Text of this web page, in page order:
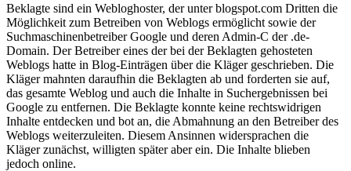
Beklagte sind ein Webloghoster, der unter blogspot.com Dritten die
Möglichkeit zum Betreiben von Weblogs ermöglicht sowie der
Suchmaschinenbetreiber Google und deren Admin-C der .de-
Domain. Der Betreiber eines der bei der Beklagten gehosteten
Weblogs hatte in Blog-Einträgen über die Kläger geschrieben. Die
Kläger mahnten daraufhin die Beklagten ab und forderten sie auf,
das gesamte Weblog und auch die Inhalte in Suchergebnissen bei
Google zu entfernen. Die Beklagte konnte keine rechtswidrigen
Inhalte entdecken und bot an, die Abmahnung an den Betreiber des
Weblogs weiterzuleiten. Diesem Ansinnen widersprachen die
Kläger zunächst, willigten später aber ein. Die Inhalte blieben
jedoch online.